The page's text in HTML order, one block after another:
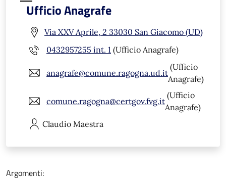
Ufficio Anagrafe
Via XXV Aprile, 2 33030 San Giacomo (UD)
0432957255 int. 1 (Ufficio Anagrafe)
anagrafe@comune.ragogna.ud.it
(Ufficio
Anagrafe)
comune.ragogna@certgov.fvg.it
(Ufficio
Anagrafe)
Claudio Maestra
Argomenti: